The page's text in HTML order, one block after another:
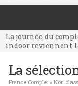
La journée du
indoor reviennent
La journée du
indoor reviennent
indoor reviennent
La
France Complet» Non